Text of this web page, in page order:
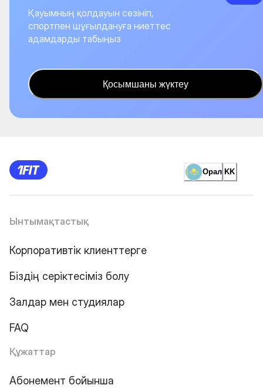
Қауымның қолдауын сезініп,
спортпен шұғылдануға ниеттес
адамдарды табыңыз
Қосымшаны жүктеу
Орал KK
Ынтымақтастық
Корпоративтік клиенттерге
Біздің серіктесіміз болу
Залдар мен студиялар
FAQ
Құжаттар
Абонемент бойынша